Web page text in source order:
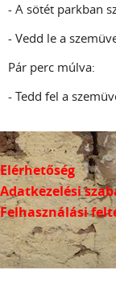
- A sötét parkban
- Vedd le a
Pár perc múlva:
- Tedd fel a
Elérhetőség
Adatkezelési
Felhasználási